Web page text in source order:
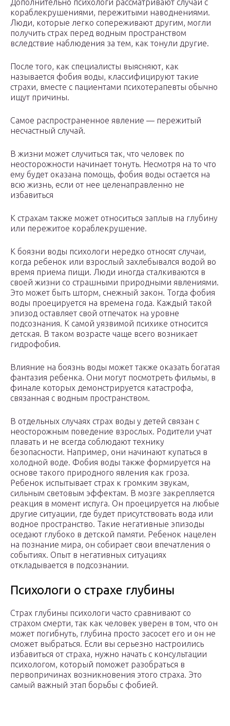
Дополнительно психологи рассматривают случаи с
кораблекрушениями, пережитыми наводнениями.
Люди, которые легко сопереживают другим, могли
получить страх перед водным пространством
вследствие наблюдения за тем, как тонули другие.
После того, как специалисты выясняют, как
называется фобия воды, классифицируют такие
страхи, вместе с пациентами психотерапевты обычно
ищут причины.
Самое распространенное явление — пережитый
несчастный случай.
В жизни может случиться так, что человек по
неосторожности начинает тонуть. Несмотря на то что
ему будет оказана помощь, фобия воды остается на
всю жизнь, если от нее целенаправленно не
избавиться
К страхам также может относиться заплыв на глубину
или пережитое кораблекрушение.
К боязни воды психологи нередко относят случаи,
когда ребенок или взрослый захлебывался водой во
время приема пищи. Люди иногда сталкиваются в
своей жизни со страшными природными явлениями.
Это может быть шторм, снежный закон. Тогда фобия
воды проецируется на времена года. Каждый такой
эпизод оставляет свой отпечаток на уровне
подсознания. К самой уязвимой психике относится
детская. В таком возрасте чаще всего возникает
гидрофобия.
Влияние на боязнь воды может также оказать богатая
фантазия ребенка. Они могут посмотреть фильмы, в
финале которых демонстрируется катастрофа,
связанная с водным пространством.
В отдельных случаях страх воды у детей связан с
неосторожным поведение взрослых. Родители учат
плавать и не всегда соблюдают технику
безопасности. Например, они начинают купаться в
холодной воде. Фобия воды также формируется на
основе такого природного явления как гроза.
Ребенок испытывает страх к громким звукам,
сильным световым эффектам. В мозге закрепляется
реакция в момент испуга. Он проецируется на любые
другие ситуации, где будет присутствовать вода или
водное пространство. Такие негативные эпизоды
оседают глубоко в детской памяти. Ребенок нацелен
на познание мира, он собирает свои впечатления о
событиях. Опыт в негативных ситуациях
откладывается в подсознании.
Психологи о страхе глубины
Страх глубины психологи часто сравнивают со
страхом смерти, так как человек уверен в том, что он
может погибнуть, глубина просто засосет его и он не
сможет выбраться. Если вы серьезно настроились
избавиться от страха, нужно начать с консультации
психологом, который поможет разобраться в
первопричинах возникновения этого страха. Это
самый важный этап борьбы с фобией.